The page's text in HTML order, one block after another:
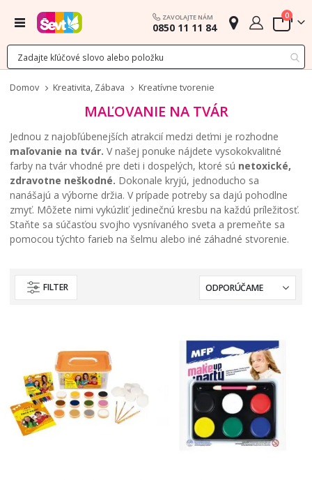
Menu ZAVOLAJTE NÁM
0850 11 11 84 Cart
0
Domov Kreativita, Zábava Kreatívne tvorenie
MAĽOVANIE NA TVÁR
Jednou z najobľúbenejších atrakcií medzi deťmi je rozhodne
maľovanie na tvár. V našej ponuke nájdete vysokokvalitné
farby na tvár vhodné pre deti i dospelých, ktoré sú netoxické,
zdravotne neškodné. Dokonale kryjú, jednoducho sa
nanášajú a výborne držia. V prípade potreby sa dajú pohodlne
zmyť. Môžete nimi vykúzliť jedinečnú kresbu na každú príležitosť.
Staňte sa súčasťou svojho vysnívaného sveta a premeňte sa
pomocou týchto farieb na šelmu alebo iné záhadné stvorenie.
FILTER